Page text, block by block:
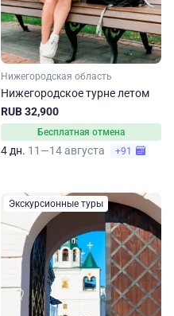
Нижегородская область
Нижегородское турне летом
RUB 32,900
Бесплатная отмена
4 дн. 11—14 августа +91
Экскурсионные туры